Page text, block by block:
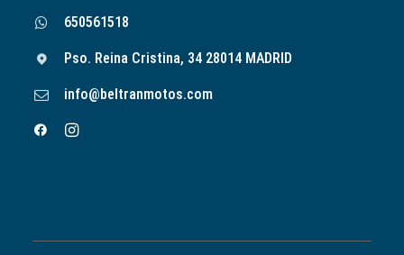
650561518
Pso. Reina Cristina, 34 28014 MADRID
info@beltranmotos.com